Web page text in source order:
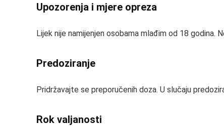
Upozorenja i mjere opreza
Lijek nije namijenjen osobama mlađim od 18 godina.
Predoziranje
Pridržavajte se preporučenih doza. U slučaju
Rok valjanosti